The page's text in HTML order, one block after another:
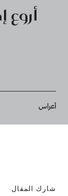
أعراس
شارك المقال